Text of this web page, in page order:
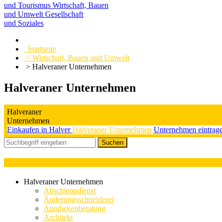
und Tourismus Wirtschaft, Bauen
und Umwelt Gesellschaft
und Soziales
Startseite
> Wirtschaft, Bauen und Umwelt
> Halveraner Unternehmen
Halveraner Unternehmen
Halveraner
Unternehmen
Einkaufen in HalverHalveraner Unternehmen Unternehmen
Halveraner Unternehmen
Abschleppdienst
Änderungsschneiderei
Apothekenberatung
Architekt